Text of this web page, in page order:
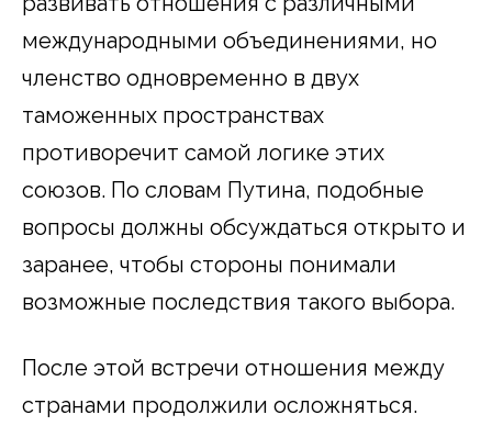
международными объединениями, но
членство одновременно в двух
таможенных пространствах
противоречит самой логике этих
союзов. По словам Путина, подобные
вопросы должны обсуждаться открыто и
заранее, чтобы стороны понимали
возможные последствия такого выбора.
После этой встречи отношения между
странами продолжили осложняться.